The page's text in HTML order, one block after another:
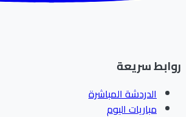
سريعة
الدردشة المباشرة
مباريات اليوم